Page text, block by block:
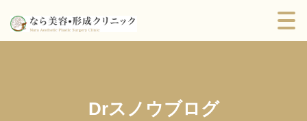
Drスノウブログ